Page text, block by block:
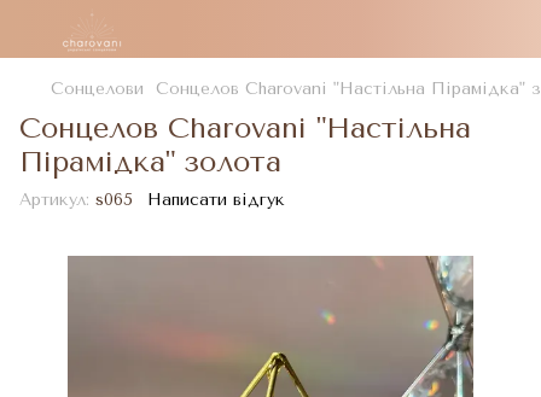
Сонцелови Сонцелов Charovani "Настільна Пірамідка"
Сонцелов Charovani "Настільна
Пірамідка" золота
Артикул: s065 Написати відгук